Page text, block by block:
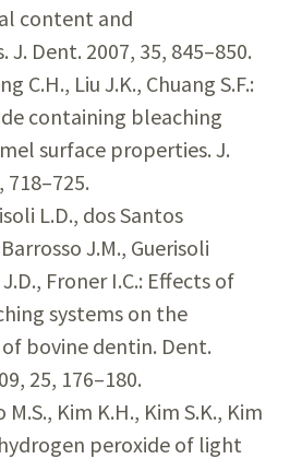
content and
J. Dent. 2007, 35, 845–850.
C.H., Liu J.K., Chuang S.F.:
containing bleaching
surface properties. J.
718–725.
L.D., dos Santos
J.M., Guerisoli
Froner I.C.: Effects of
systems on the
bovine dentin. Dent.
25, 176–180.
M.S., Kim K.H., Kim S.K., Kim
peroxide of light